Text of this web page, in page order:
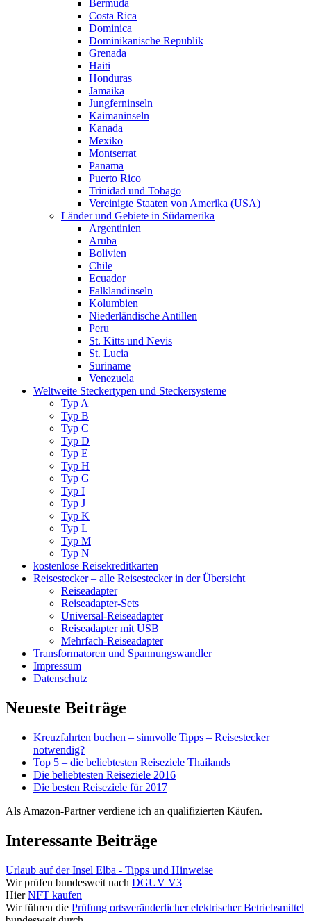
Bermuda
Costa Rica
Dominica
Dominikanische Republik
Grenada
Haiti
Honduras
Jamaika
Jungferninseln
Kaimaninseln
Kanada
Mexiko
Montserrat
Panama
Puerto Rico
Trinidad und Tobago
Vereinigte Staaten von Amerika (USA)
Länder und Gebiete in Südamerika
Argentinien
Aruba
Bolivien
Chile
Ecuador
Falklandinseln
Kolumbien
Niederländische Antillen
Peru
St. Kitts und Nevis
St. Lucia
Suriname
Venezuela
Weltweite Steckertypen und Steckersysteme
Typ A
Typ B
Typ C
Typ D
Typ E
Typ H
Typ G
Typ I
Typ J
Typ K
Typ L
Typ M
Typ N
kostenlose Reisekreditkarten
Reisestecker – alle Reisestecker in der Übersicht
Reiseadapter
Reiseadapter-Sets
Universal-Reiseadapter
Reiseadapter mit USB
Mehrfach-Reiseadapter
Transformatoren und Spannungswandler
Impressum
Datenschutz
Neueste Beiträge
Kreuzfahrten buchen – sinnvolle Tipps – Reisestecker
notwendig?
Top 5 – die beliebtesten Reiseziele Thailands
Die beliebtesten Reiseziele 2016
Die besten Reiseziele für 2017
Als Amazon-Partner verdiene ich an qualifizierten Käufen.
Interessante Beiträge
Urlaub auf der Insel Elba - Tipps und Hinweise
Wir prüfen bundesweit nach DGUV V3
HierNFT kaufen
Wir führen die Prüfung ortsveränderlicher elektrischer Betriebsmittel